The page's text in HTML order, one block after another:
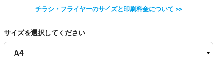
チラシ・フライヤーのサイズと印刷料金について >>
サイズを選択してください